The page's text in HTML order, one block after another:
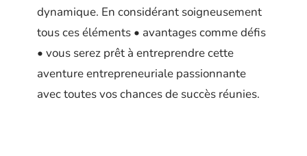
dynamique. En considérant soigneusement
tous ces éléments • avantages comme défis
• vous serez prêt à entreprendre cette
aventure entrepreneuriale passionnante
avec toutes vos chances de succès réunies.